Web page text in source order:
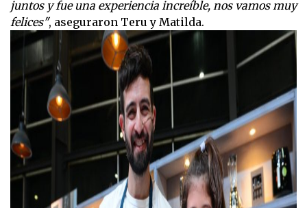
juntos y fue una experiencia increíble, nos vamos muy
felices", aseguraron Teru y Matilda.